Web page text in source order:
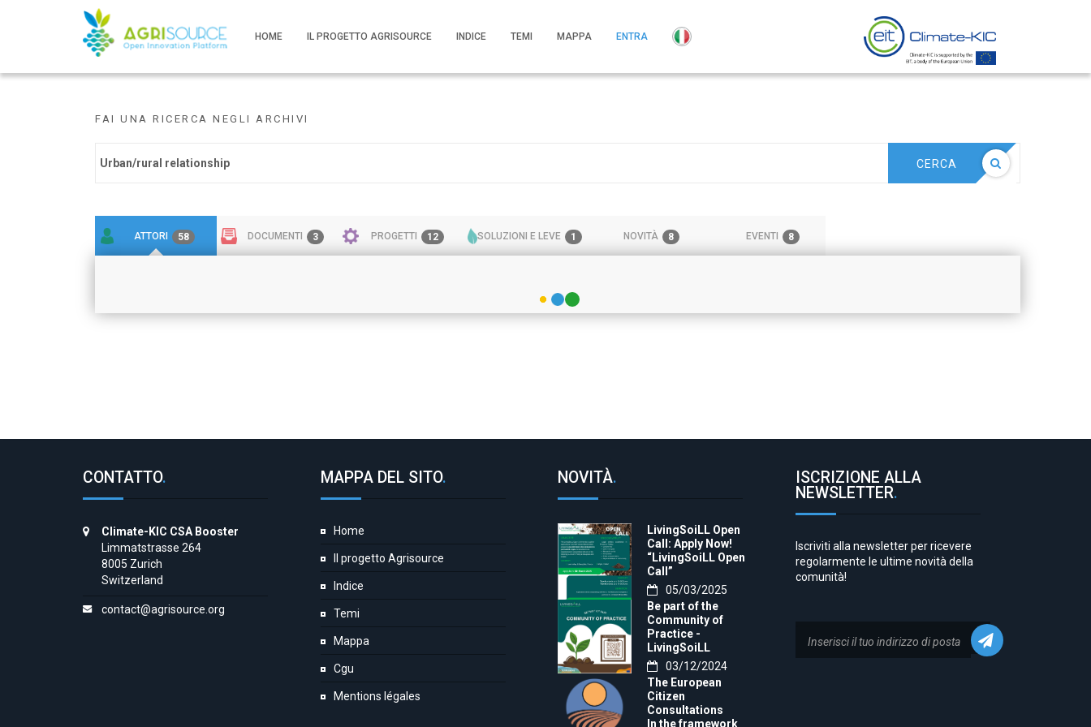
HOME IL PROGETTO AGRISOURCE INDICE TEMI MAPPA ENTRA
FAI UNA RICERCA NEGLI ARCHIVI
CERCA
ATTORI 58 DOCUMENTI 3 PROGETTI 12 SOLUZIONI E LEVE 1 NOVITÀ 8 EVENTI 8
CONTATTO.
Climate-KIC CSA Booster
Limmatstrasse 264
8005 Zurich
Switzerland
contact@agrisource.org
MAPPA DEL SITO.
Home
Il progetto Agrisource
Indice
Temi
Mappa
Cgu
Mentions légales
NOVITÀ.
LivingSoiLL Open
Call: Apply Now!
“LivingSoiLL Open
Call”
05/03/2025
Be part of the
Community of
Practice -
LivingSoiLL
project
LivingSoiLL
project is
conducting a
Questionnaire to
03/12/2024
The European
Citizen
Consultations
In the framework
ISCRIZIONE ALLA
NEWSLETTER.
Iscriviti alla newsletter per ricevere
regolarmente le ultime novità della
comunità!